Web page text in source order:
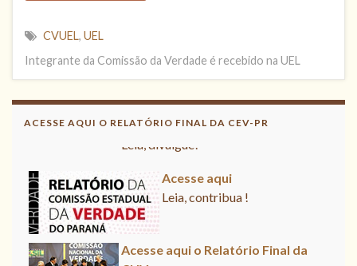
CVUEL, UEL
Integrante da Comissão da Verdade é recebido na UEL
ACESSE AQUI O RELATÓRIO FINAL DA CEV-PR
Acesse aqui o Relatório Final da
CNV
Acesse aqui
Leia, contribua !
Acesse aqui o Relatório Final da
CNV